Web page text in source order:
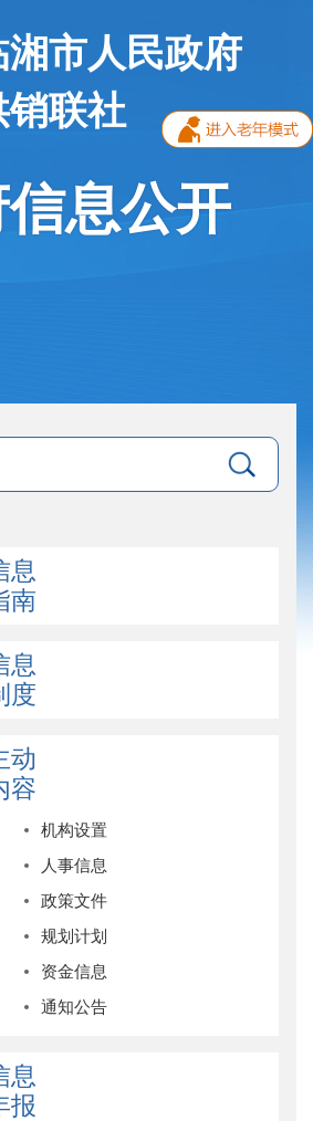
湘市人民政府
销联社
息公开
息
南
息
度
动
容
机构设置
人事信息
政策文件
规划计划
资金信息
通知公告
息
报